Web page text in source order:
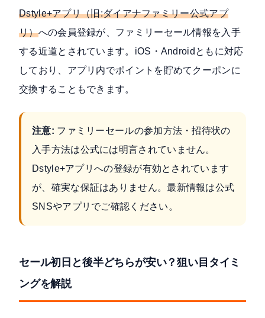
Dstyle+アプリ（旧:ダイアナファミリー公式アプ
リ）への会員登録が、ファミリーセール情報を入手
する近道とされています。iOS・Androidともに対応
しており、アプリ内でポイントを貯めてクーポンに
交換することもできます。
注意: ファミリーセールの参加方法・招待状の
入手方法は公式には明言されていません。
Dstyle+アプリへの登録が有効とされています
が、確実な保証はありません。最新情報は公式
SNSやアプリでご確認ください。
セール初日と後半どちらが安い？狙い目タイミ
ングを解説